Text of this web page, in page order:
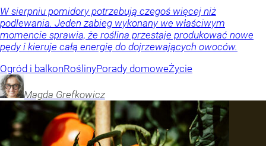
W sierpniu pomidory potrzebują czegoś więcej niż
podlewania. Jeden zabieg wykonany we właściwym
momencie sprawia, że roślina przestaje produkować nowe
pędy i kieruje całą energię do dojrzewających owoców.
Ogród i balkonRoślinyPorady domoweŻycie
Magda Grefkowicz